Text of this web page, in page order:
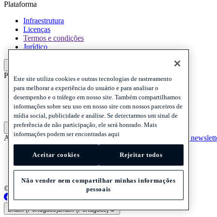
Plataforma
Infraestrutura
Licenças
Termos e condições
Jurídico
Politicas e termo de responsabilidade
Privacy
Cookies
Disclaimer
Politicas e termo de responsabilidade
Assine nossa newsletterAssine nossa newsletter
Assine nossa
Privacy
Disclaimer
© 2026 Adyen
Brasil (Português)Brasil (Português)
Este site utiliza cookies e outras tecnologias de rastreamento
para melhorar a experiência do usuário e para analisar o
desempenho e o tráfego em nosso site. Também compartilhamos
informações sobre seu uso em nosso site com nossos parceiros de
mídia social, publicidade e análise. Se detectarmos um sinal de
preferência de não participação, ele será honrado. Mais
informações podem ser encontradas aqui
Aceitar cookies Rejeitar todos
Não vender nem compartilhar minhas informações
pessoais